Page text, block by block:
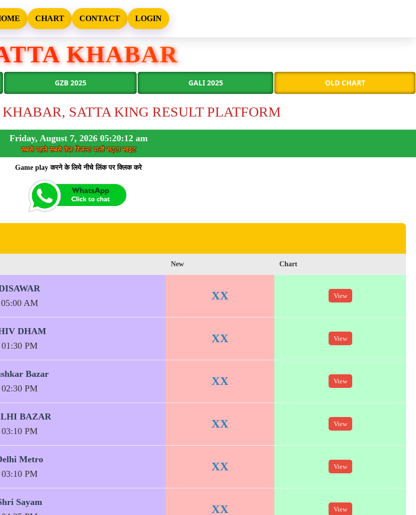
CHART CONTACT LOGIN
KHABAR
GZB 2025 GALI 2025 OLD CHART
KHABAR, SATTA KING RESULT PLATFORM
Friday, August 7, 2026 05:20:12 am
सबसे पहले सबसे तेज़ रिजल्ट वाली सट्टा साइट
Game play करने के लिये नीचे लिंक पर क्लिक करे
New Chart
05:00 AM
XX View
DHAM
01:30 PM
XX View
Bazar
02:30 PM
XX View
BAZAR
03:10 PM
XX View
Metro
03:10 PM
XX View
Sayam
XX View